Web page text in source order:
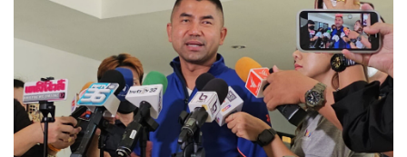
ใช้ชื่อบุคคลอื่นในการสั่งและรับตั้งแต่ต้นปี 2565